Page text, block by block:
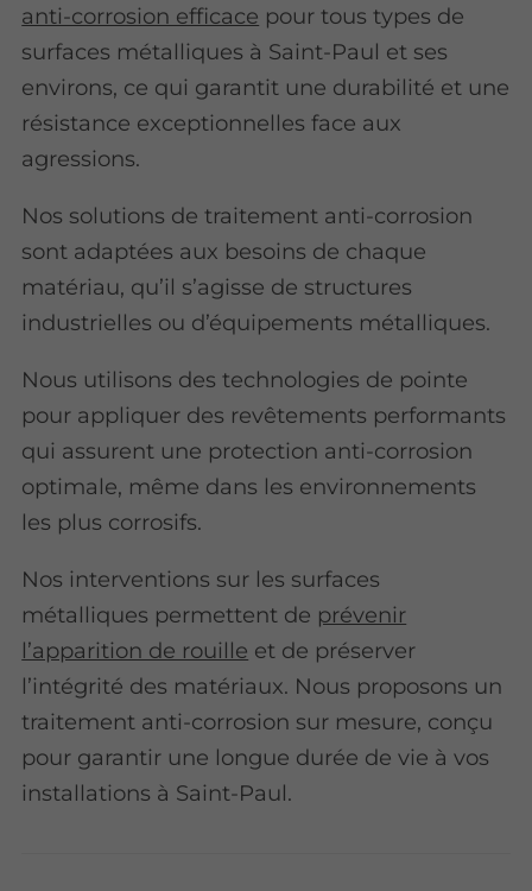
anti-corrosion efficace pour tous types de
surfaces métalliques à Saint-Paul et ses
environs, ce qui garantit une durabilité et une
résistance exceptionnelles face aux
agressions.
Nos solutions de traitement anti-corrosion
sont adaptées aux besoins de chaque
matériau, qu’il s’agisse de structures
industrielles ou d’équipements métalliques.
Nous utilisons des technologies de pointe
pour appliquer des revêtements performants
qui assurent une protection anti-corrosion
optimale, même dans les environnements
les plus corrosifs.
Nos interventions sur les surfaces
métalliques permettent de prévenir
l’apparition de rouille et de préserver
l’intégrité des matériaux. Nous proposons un
traitement anti-corrosion sur mesure, conçu
pour garantir une longue durée de vie à vos
installations à Saint-Paul.